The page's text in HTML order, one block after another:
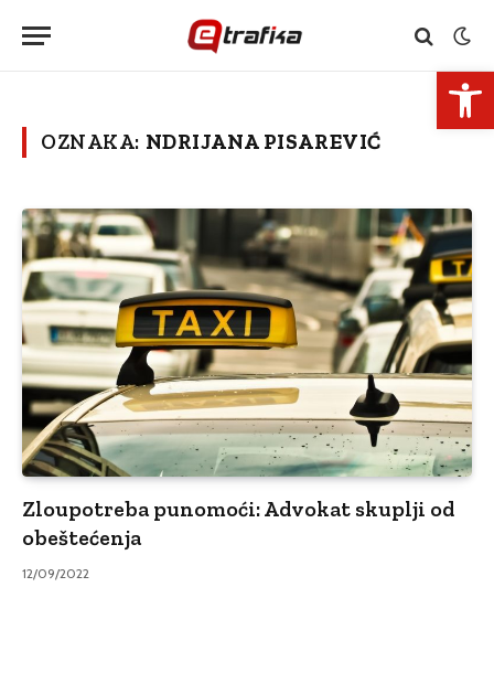
OZNAKA: NDRIJANA PISAREVIĆ
Zloupotreba punomoći: Advokat skuplji od
obeštećenja
12/09/2022